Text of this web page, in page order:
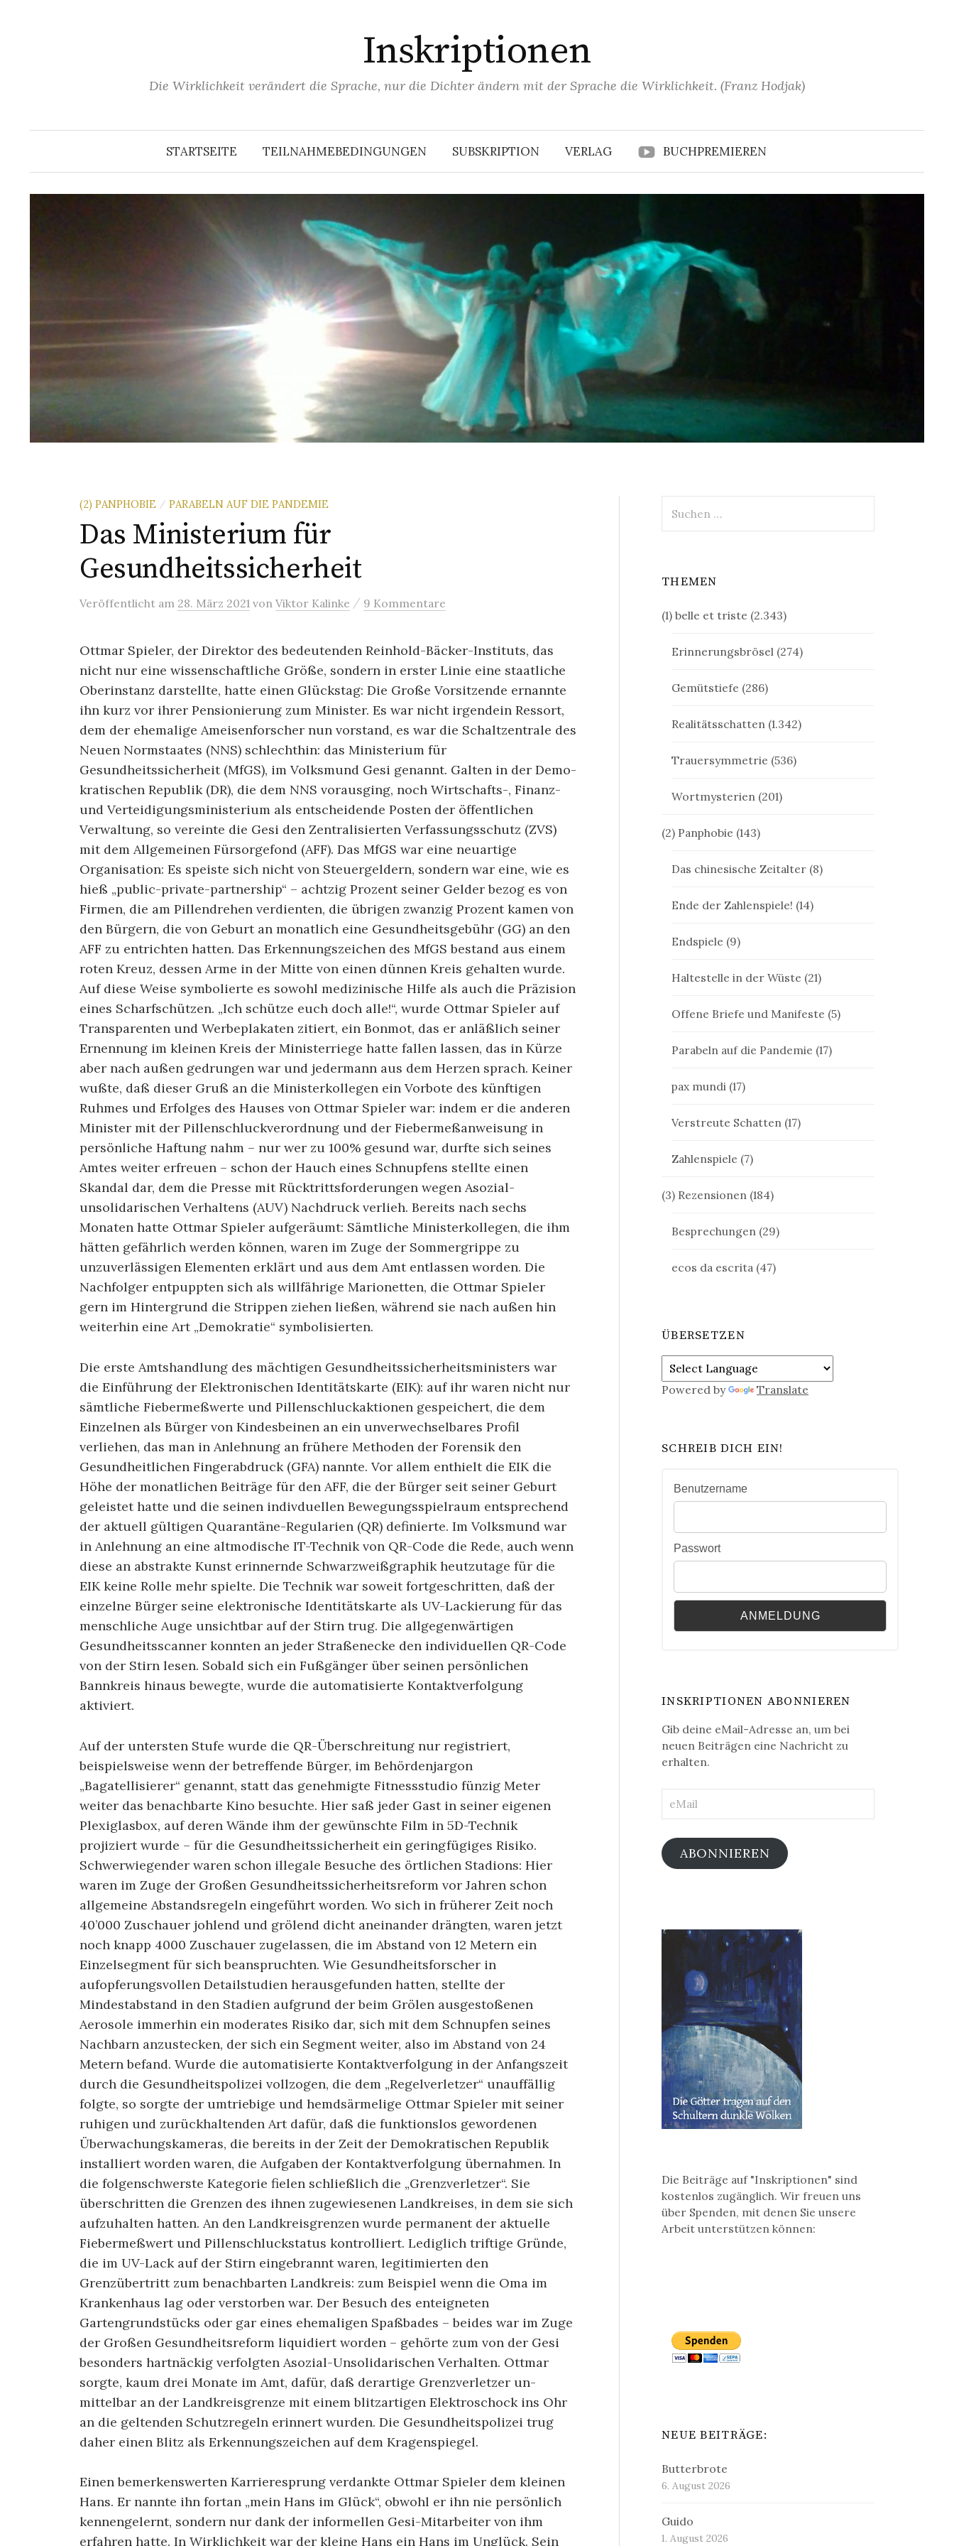
Inskriptionen
Die Wirklichkeit verändert die Sprache, nur die Dichter ändern mit der Sprache die Wirklichkeit. (Franz Hodjak)
STARTSEITE TEILNAHMEBEDINGUNGEN SUBSKRIPTION VERLAG BUCHPREMIEREN
(2) PANPHOBIE / PARABELN AUF DIE PANDEMIE
Das Ministerium für
Gesundheitssicherheit
Veröffentlicht am 28. März 2021 von Viktor Kalinke / 9 Kommentare
Ottmar Spieler, der Direktor des bedeutenden Reinhold-Bäcker-Instituts, das
nicht nur eine wissenschaftliche Größe, sondern in erster Linie eine staatliche
Oberinstanz darstellte, hatte einen Glückstag: Die Große Vorsitzende ernannte
ihn kurz vor ihrer Pensionierung zum Minister. Es war nicht irgendein Ressort,
dem der ehemalige Ameisenforscher nun vorstand, es war die Schaltzentrale des
Neuen Normstaates (NNS) schlechthin: das Ministerium für
Gesundheitssicherheit (MfGS), im Volksmund Gesi genannt. Galten in der Demo­
kratischen Republik (DR), die dem NNS vorausging, noch Wirtschafts-, Finanz-
und Ver­tei­digungsministerium als entscheidende Posten der öffentlichen
Verwaltung, so vereinte die Gesi den Zentralisierten Verfassungs­schutz (ZVS)
mit dem Allgemeinen Fürsorgefond (AFF). Das MfGS war eine neuartige
Organisation: Es speiste sich nicht von Steuergeldern, sondern war eine, wie es
hieß „public-private-partnership“ – achtzig Prozent seiner Gelder bezog es von
Firmen, die am Pillendrehen verdienten, die übrigen zwanzig Prozent kamen von
den Bürgern, die von Geburt an monatlich eine Gesundheitsgebühr (GG) an den
AFF zu entrichten hatten. Das Erkennungszeichen des MfGS bestand aus einem
roten Kreuz, dessen Arme in der Mitte von einen dünnen Kreis gehalten wurde.
Auf diese Weise symbolierte es sowohl medizinische Hilfe als auch die Präzision
eines Scharfschützen. „Ich schütze euch doch alle!“, wurde Ottmar Spieler auf
Transparenten und Werbeplakaten zitiert, ein Bonmot, das er anläßlich seiner
Ernennung im kleinen Kreis der Ministerriege hatte fallen lassen, das in Kürze
aber nach außen gedrungen war und jedermann aus dem Herzen sprach. Keiner
wußte, daß dieser Gruß an die Ministerkollegen ein Vorbote des künftigen
Ruhmes und Erfolges des Hauses von Ottmar Spieler war: indem er die anderen
Minister mit der Pillenschluckverordnung und der Fiebermeßanweisung in
persönliche Haftung nahm – nur wer zu 100% gesund war, durfte sich seines
Amtes weiter erfreuen – schon der Hauch eines Schnupfens stellte einen
Skandal dar, dem die Presse mit Rücktrittsforderungen wegen Asozial-
unsolidarischen Verhaltens (AUV) Nachdruck verlieh. Bereits nach sechs
Monaten hatte Ottmar Spieler aufgeräumt: Sämtliche Ministerkollegen, die ihm
hätten ge­fährlich werden können, waren im Zuge der Sommergrippe zu
unzuverlässigen Elementen erklärt und aus dem Amt entlassen worden. Die
Nachfolger entpuppten sich als willfährige Marionetten, die Ottmar Spieler
gern im Hintergrund die Strippen ziehen ließen, während sie nach außen hin
weiterhin eine Art „Demokratie“ sym­bo­lisierten.
Die erste Amtshandlung des mächtigen Gesundheitssicherheitsministers war
die Einfüh­rung der Elektronischen Identitätskarte (EIK): auf ihr waren nicht nur
sämtliche Fieber­meßwerte und Pillenschluckaktionen gespeichert, die dem
Einzelnen als Bürger von Kindesbeinen an ein unverwechselbares Profil
verliehen, das man in Anlehnung an frühere Methoden der Forensik den
Gesundheitlichen Fingerabdruck (GFA) nannte. Vor allem enthielt die EIK die
Höhe der monatlichen Beiträge für den AFF, die der Bürger seit seiner Geburt
geleistet hatte und die seinen indivduellen Be­we­gungsspielraum entsprechend
der aktuell gültigen Quarantäne-Regularien (QR) definierte. Im Volksmund war
in Anlehnung an eine altmodische IT-Technik von QR-Code die Rede, auch wenn
diese an abstrakte Kunst erinnernde Schwarzweißgraphik heutzutage für die
EIK keine Rolle mehr spielte. Die Technik war soweit fort­geschritten, daß der
einzelne Bürger seine elektronische Identitätskarte als UV-Lackierung für das
menschliche Auge unsichtbar auf der Stirn trug. Die all­gegen­wärtigen
Gesundheitsscanner konnten an jeder Straßenecke den individuellen QR-Code
von der Stirn lesen. Sobald sich ein Fußgänger über seinen persönlichen
Bannkreis hinaus bewegte, wurde die automatisierte Kontaktverfolgung
aktiviert.
Auf der untersten Stufe wurde die QR-Überschreitung nur registriert,
beispielsweise wenn der betreffende Bürger, im Behördenjargon
„Bagatellisierer“ genannt, statt das ge­neh­migte Fitnessstudio fünzig Meter
weiter das be­nach­barte Kino besuchte. Hier saß jeder Gast in seiner eigenen
Plexiglasbox, auf deren Wände ihm der gewünschte Film in 5D-Technik
projiziert wurde – für die Gesund­heits­sicherheit ein geringfügiges Risiko.
Schwerwiegender waren schon illegale Besuche des örtlichen Stadions: Hier
waren im Zuge der Großen Gesundheits­sicherheitsreform vor Jahren schon
allgemeine Abstandsregeln eingeführt worden. Wo sich in früherer Zeit noch
40’000 Zuschauer johlend und grölend dicht aneinander drängten, waren jetzt
noch knapp 4000 Zuschauer zugelassen, die im Abstand von 12 Metern ein
Einzelsegment für sich beanspruchten. Wie Gesundheitsforscher in
aufopferungsvollen Detailstudien herausgefunden hatten, stellte der
Mindestabstand in den Stadien aufgrund der beim Grölen ausgestoßenen
Aerosole immerhin ein moderates Risiko dar, sich mit dem Schnupfen seines
Nachbarn anzustecken, der sich ein Segment weiter, also im Abstand von 24
Metern befand. Wurde die automatisierte Kontaktverfolgung in der Anfangszeit
durch die Gesundheitspolizei vollzogen, die dem „Regelverletzer“ unauffällig
folgte, so sorgte der umtriebige und hemds­ärmelige Ottmar Spieler mit seiner
ruhigen und zurückhaltenden Art dafür, daß die funktionslos gewordenen
Überwachungskameras, die bereits in der Zeit der Demo­kratischen Republik
installiert worden waren, die Aufgaben der Kon­takt­ver­folgung übernahmen. In
die folgenschwerste Kategorie fielen schließlich die „Grenz­verletzer“. Sie
überschritten die Grenzen des ihnen zugewiesenen Landkreises, in dem sie sich
auf­zuhalten hatten. An den Landkreisgrenzen wurde permanent der aktuelle
Fieber­meßwert und Pillenschluckstatus kontrolliert. Lediglich triftige Gründe,
die im UV-Lack auf der Stirn eingebrannt waren, legitimierten den
Grenzübertritt zum benachbarten Landkreis: zum Beispiel wenn die Oma im
Krankenhaus lag oder verstorben war. Der Besuch des enteigneten
Gartengrundstücks oder gar eines ehemaligen Spaßbades – beides war im Zuge
der Großen Gesundheitsreform liquidiert worden – gehörte zum von der Gesi
besonders hartnäckig verfolgten Asozial-Unsolidarischen Verhalten. Ottmar
sorgte, kaum drei Monate im Amt, dafür, daß derartige Grenzverletzer un­
mittelbar an der Landkreisgrenze mit einem blitzartigen Elektroschock ins Ohr
an die geltenden Schutzregeln erinnert wurden. Die Gesundheitspolizei trug
daher einen Blitz als Erkennungszeichen auf dem Kragenspiegel.
Einen bemerkenswerten Karrieresprung verdankte Ottmar Spieler dem kleinen
Hans. Er nannte ihn fortan „mein Hans im Glück“, obwohl er ihn nie persönlich
kennengelernt, sondern nur dank der informellen Gesi-Mitarbeiter von ihm
erfahren hatte. In Wirklichkeit war der kleine Hans ein Hans im Unglück. Sein
nach:
THEMEN
(1) belle et triste (2.343)
Erinnerungsbrösel (274)
Gemütstiefe (286)
Realitätsschatten (1.342)
Trauersymmetrie (536)
Wortmysterien (201)
(2) Panphobie (143)
Das chinesische Zeitalter (8)
Ende der Zahlenspiele! (14)
Endspiele (9)
Haltestelle in der Wüste (21)
Offene Briefe und Manifeste (5)
Parabeln auf die Pandemie (17)
pax mundi (17)
Verstreute Schatten (17)
Zahlenspiele (7)
(3) Rezensionen (184)
Besprechungen (29)
ecos da escrita (47)
ÜBERSETZEN
Powered by Translate
SCHREIB DICH EIN!
Benutzername
Passwort
INSKRIPTIONEN ABONNIEREN
Gib deine eMail-Adresse an, um bei
neuen Beiträgen eine Nachricht zu
erhalten.
ABONNIEREN
Die Beiträge auf "Inskriptionen" sind
kostenlos zugänglich. Wir freuen uns
über Spenden, mit denen Sie unsere
Arbeit unterstützen können:
NEUE BEITRÄGE:
Butterbrote
6. August 2026
Guido
1. August 2026